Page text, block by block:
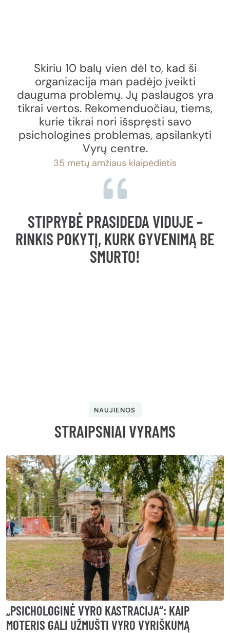
Skiriu 10 balų vien dėl to, kad ši
organizacija man padėjo įveikti
dauguma problemų. Jų paslaugos yra
tikrai vertos. Rekomenduočiau, tiems,
kurie tikrai nori išspręsti savo
psichologines problemas, apsilankyti
Vyrų centre.
35 metų amžiaus klaipėdietis
STIPRYBĖ PRASIDEDA VIDUJE –
RINKIS POKYTĮ, KURK GYVENIMĄ BE
SMURTO!
NAUJIENOS
STRAIPSNIAI VYRAMS
„PSICHOLOGINĖ VYRO KASTRACIJA“: KAIP
MOTERIS GALI UŽMUŠTI VYRO VYRIŠKUMĄ